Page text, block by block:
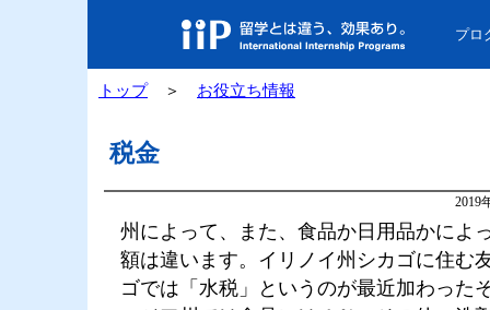
プロ
トップ＞ お役立ち情報
税金
2019
州によって、また、食品か日用品かによ
額は違います。イリノイ州シカゴに住む
ゴでは「水税」というのが最近加わった